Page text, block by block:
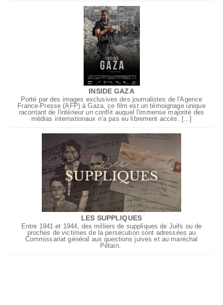
INSIDE GAZA
Porté par des images exclusives des journalistes de l'Agence
France-Presse (AFP) à Gaza, ce film est un témoignage unique
racontant de l'intérieur un conflit auquel l'immense majorité des
médias internationaux n’a pas eu librement accès. [...]
LES SUPPLIQUES
Entre 1941 et 1944, des milliers de suppliques de Juifs ou de
proches de victimes de la persécution sont adressées au
Commissariat général aux questions juives et au maréchal
Pétain.